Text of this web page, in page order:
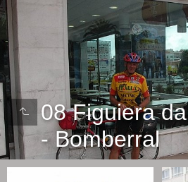
08 Figuiera
- Bomberral